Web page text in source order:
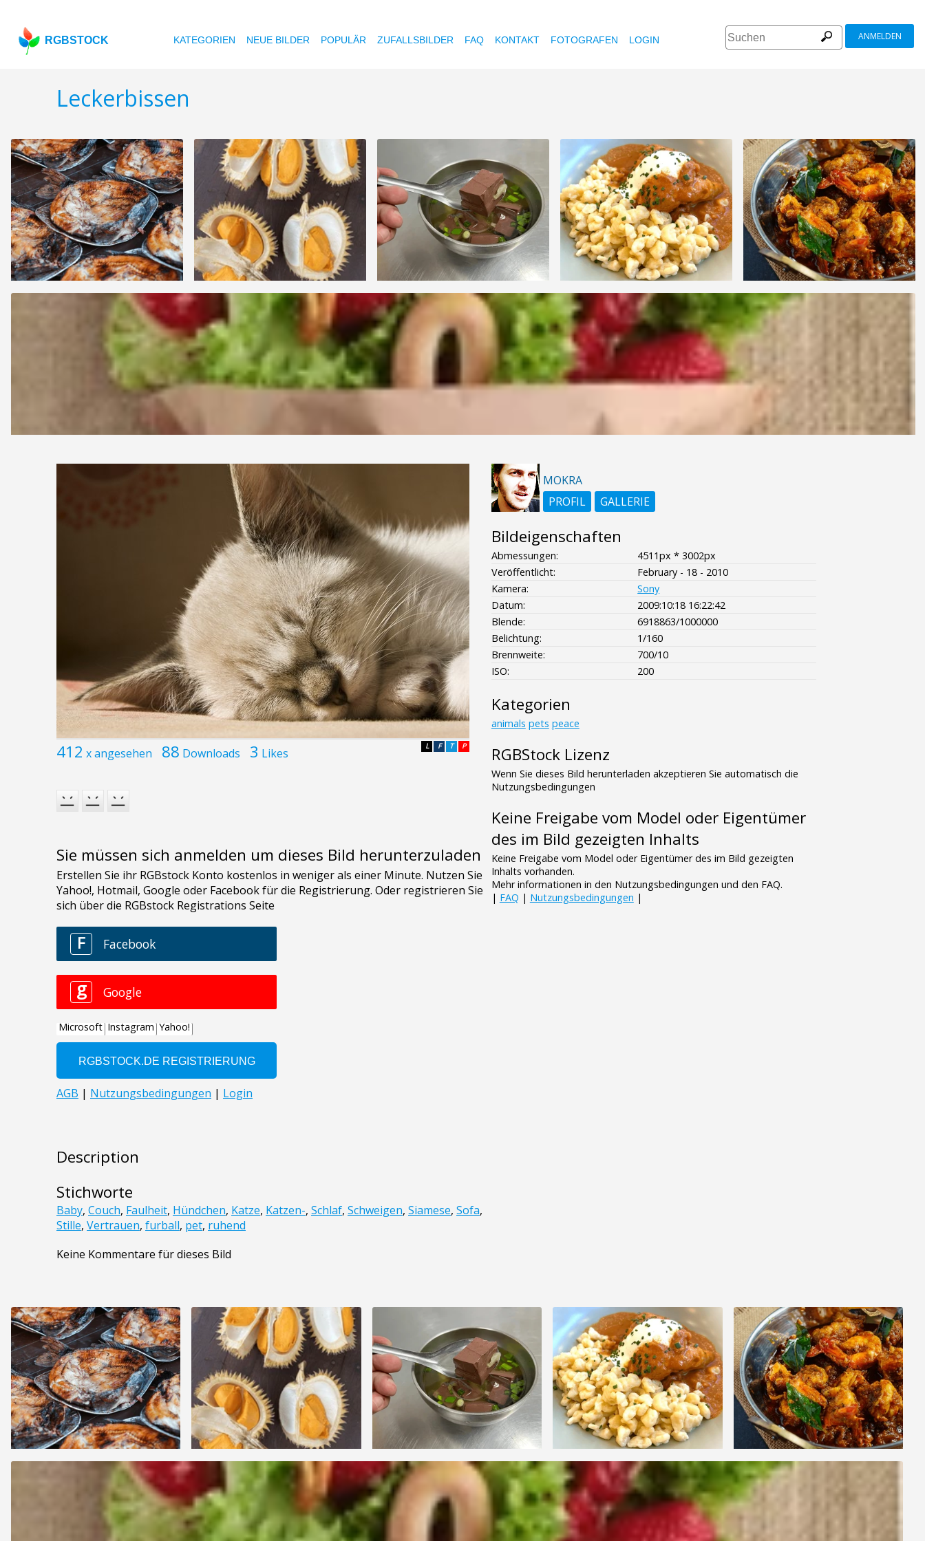
RGBSTOCK KATEGORIEN NEUE BILDER POPULÄR ZUFALLSBILDER FAQ KONTAKT FOTOGRAFEN LOGIN ANMELDEN
Leckerbissen
412 x angesehen 88 Downloads 3 Likes P
T
F
L
Sie müssen sich anmelden um dieses Bild herunterzuladen
Description
Stichworte
Baby, Couch, Faulheit, Hündchen, Katze, Katzen-, Schlaf, Schweigen, Siamese, Sofa,
Stille, Vertrauen, furball, pet, ruhend
Keine Kommentare für dieses Bild
MOKRA
PROFIL
GALLERIE
Bildeigenschaften
Abmessungen:
4511px * 3002px
Veröffentlicht:
February - 18 - 2010
Kamera:
Sony
Datum:
2009:10:18 16:22:42
Blende:
6918863/1000000
Belichtung:
1/160
Brennweite:
700/10
ISO:
200
Kategorien
animals pets peace
RGBStock Lizenz
Wenn Sie dieses Bild herunterladen akzeptieren Sie automatisch die
Nutzungsbedingungen
Keine Freigabe vom Model oder Eigentümer
des im Bild gezeigten Inhalts
Keine Freigabe vom Model oder Eigentümer des im Bild gezeigten
Inhalts vorhanden.
Mehr informationen in den Nutzungsbedingungen und den FAQ.
| FAQ | Nutzungsbedingungen |